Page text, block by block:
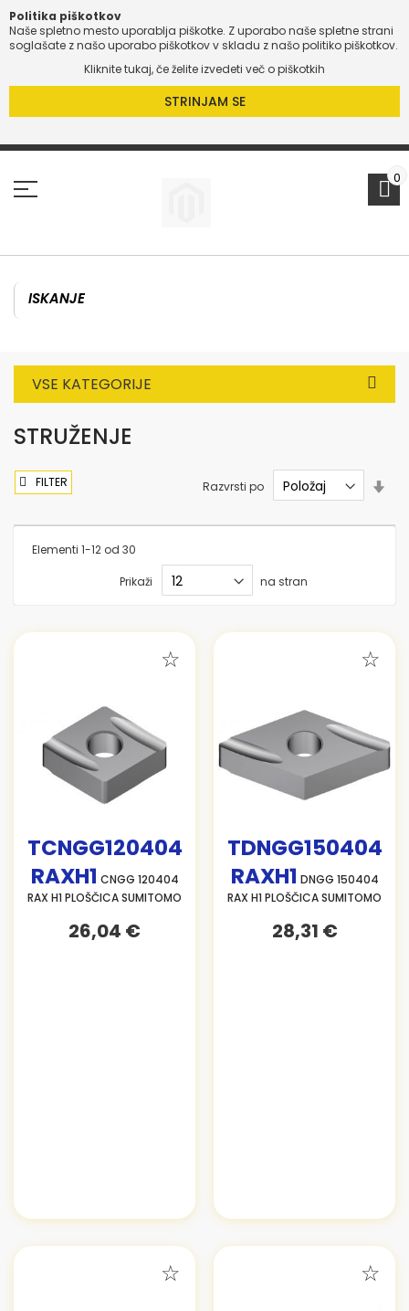
Politika piškotkov
Naše spletno mesto uporablja piškotke. Z uporabo naše spletne strani
soglašate z našo uporabo piškotkov v skladu z našo politiko piškotkov.
Kliknite tukaj, če želite izvedeti več o piškotkih
STRINJAM SE
Preskoči
0
VSE KATEGORIJE
STRUŽENJE
Elementi 1-12 od 30
Prikaži na stran
Razvrsti po
TCNGG120404
RAXH1 CNGG 120404
RAX H1 PLOŠČICA SUMITOMO
26,04 €
TDNGG150404
RAXH1 DNGG 150404
RAX H1 PLOŠČICA SUMITOMO
28,31 €
FILTER